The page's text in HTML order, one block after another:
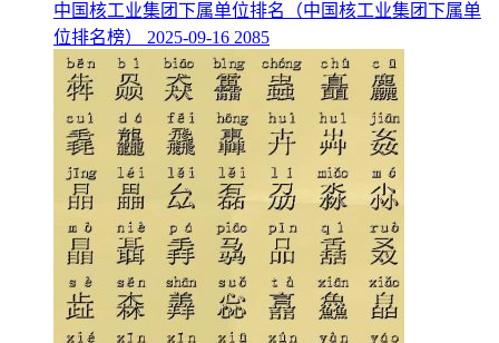
​中国核工业集团下属单位排名（中国核工业集团下属单
位排名榜）
2025-09-16 2085